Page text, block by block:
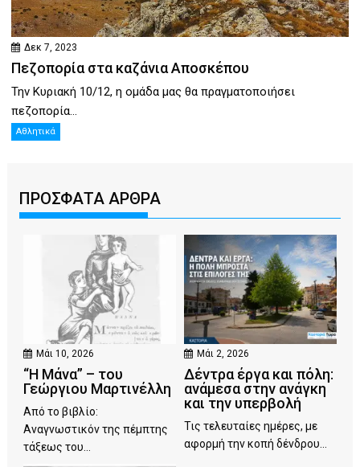
Δεκ 7, 2023
Πεζοπορία στα καζάνια Αποσκέπου
Την Κυριακή 10/12, η ομάδα μας θα πραγματοποιήσει
πεζοπορία...
Αθλητικά
ΠΡΟΣΦΑΤΑ ΑΡΘΡΑ
Μάι 10, 2026
“Η Μάνα” – του
Γεώργιου Μαρτινέλλη
Από το βιβλίο:
Αναγνωστικόν της πέμπτης
τάξεως του...
Μάι 2, 2026
Δέντρα έργα και πόλη:
ανάμεσα στην ανάγκη
και την υπερβολή
Τις τελευταίες ημέρες, με
αφορμή την κοπή δένδρου...